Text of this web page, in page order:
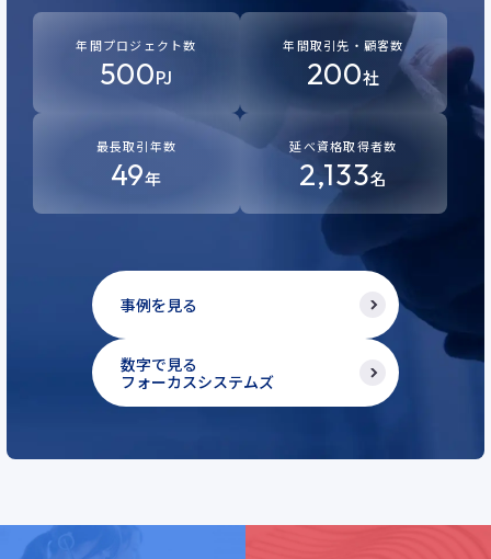
事例を見る
数字で見る
フォーカスシステムズ
年間プロジェクト数
500PJ
年間取引先・顧客数
200社
最長取引年数
49年
延べ資格取得者数
2,133名